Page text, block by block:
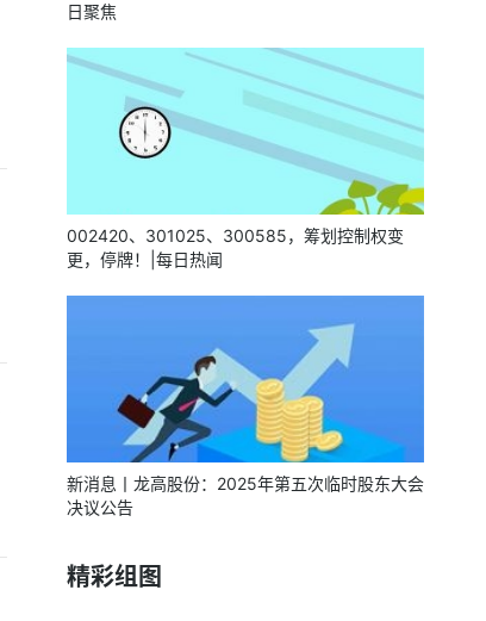
日聚焦
002420、301025、300585，筹划控制权变
更，停牌！|每日热闻
新消息丨龙高股份：2025年第五次临时股东大会
决议公告
精彩组图